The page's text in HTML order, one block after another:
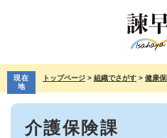
先
で
す。
を
ば
現在
地
トップページ > 組織でさがす > 健康
本
介護保険課